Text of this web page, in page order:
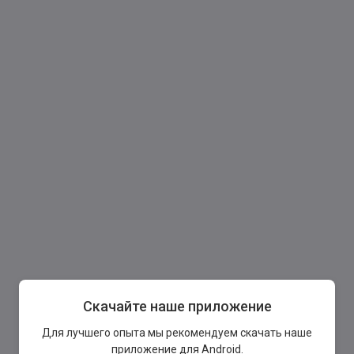
Скачайте наше приложение
Для лучшего опыта мы рекомендуем скачать наше
приложение для Android.